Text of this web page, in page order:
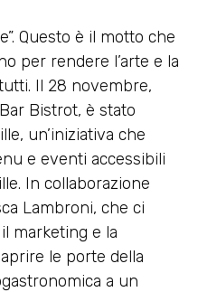
Questo è il motto che
per rendere l’arte e la
Il 28 novembre,
Bistrot, è stato
un’iniziativa che
e eventi accessibili
In collaborazione
Lambroni, che ci
marketing e la
le porte della
a un